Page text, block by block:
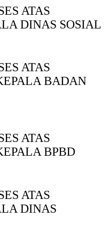
ATAS
DINAS SOSIAL
ATAS
BADAN
ATAS
BPBD
ATAS
DINAS